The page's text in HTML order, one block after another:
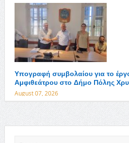
Υπογραφή συμβολαίου για το
Αμφιθεάτρου στο Δήμο Πόλης
August 07, 2026